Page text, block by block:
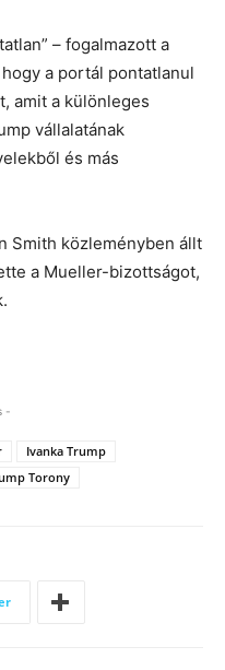
– fogalmazott a
a portál pontatlanul
amit a különleges
vállalatának
és más
Smith közleményben állt
a Mueller-bizottságot,
-
Ivanka Trump
Torony